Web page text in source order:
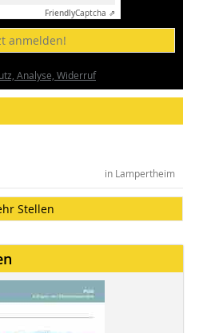
FriendlyCaptcha ⇗
anmelden!
Analyse, Widerruf
in Lampertheim
Stellen